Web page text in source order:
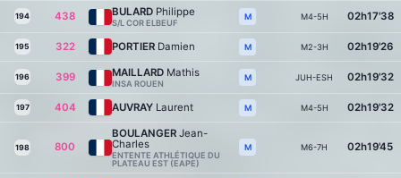
194 438 BULARD Philippe
S/L COR ELBEUF
M M4-5H 02h17'38
195 322 PORTIER Damien M M2-3H 02h19'26
196 399 MAILLARD Mathis
INSA ROUEN
M JUH-ESH 02h19'32
197 404 AUVRAY Laurent M M4-5H 02h19'32
198 800
BOULANGER Jean-
Charles
ENTENTE ATHLÉTIQUE DU
PLATEAU EST (EAPE)
M M6-7H 02h19'45